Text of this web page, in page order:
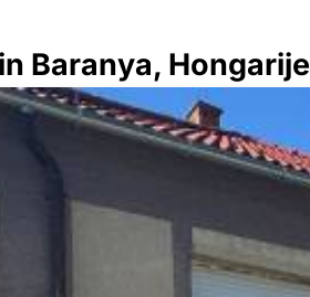
Baranya, Hongarije